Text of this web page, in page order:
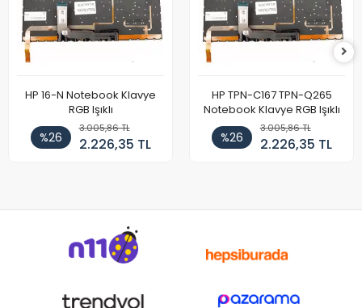
HP 16-N Notebook Klavye
RGB Işıklı
%26
3.005,86 TL
2.226,35 TL
HP TPN-C167 TPN-Q265
Notebook Klavye RGB Işıklı
%26
3.005,86 TL
2.226,35 TL